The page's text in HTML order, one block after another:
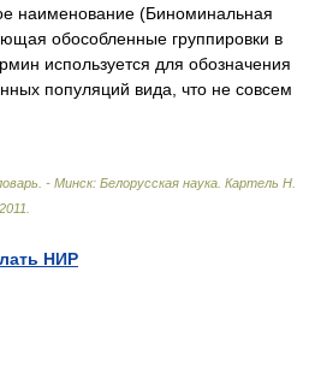
наименование (Биноминальная
обособленные группировки в
используется для обозначения
популяций вида, что не совсем
- Минск: Белорусская наука Картель Н.
2011
НИР